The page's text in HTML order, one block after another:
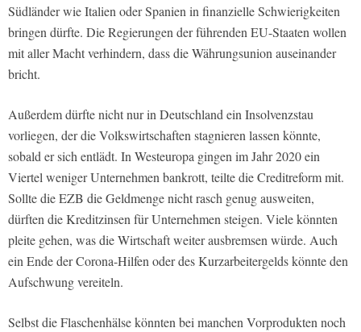
Südländer wie Italien oder Spanien in finanzielle Schwierigkeiten
bringen dürfte. Die Regierungen der führenden EU-Staaten wollen
mit aller Macht verhindern, dass die Währungsunion auseinander
bricht.
Außerdem dürfte nicht nur in Deutschland ein Insolvenzstau
vorliegen, der die Volkswirtschaften stagnieren lassen könnte,
sobald er sich entlädt. In Westeuropa gingen im Jahr 2020 ein
Viertel weniger Unternehmen bankrott, teilte die Creditreform mit.
Sollte die EZB die Geldmenge nicht rasch genug ausweiten,
dürften die Kreditzinsen für Unternehmen steigen. Viele könnten
pleite gehen, was die Wirtschaft weiter ausbremsen würde. Auch
ein Ende der Corona-Hilfen oder des Kurzarbeitergelds könnte den
Aufschwung vereiteln.
Selbst die Flaschenhälse könnten bei manchen Vorprodukten noch